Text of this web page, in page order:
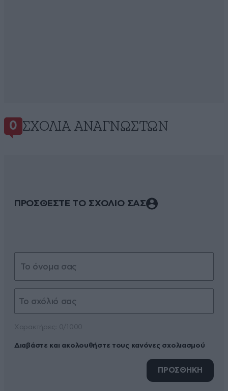
0 ΣΧΌΛΙΑ ΑΝΑΓΝΩΣΤΏΝ
ΠΡΟΣΘΕΣΤΕ ΤΟ ΣΧΟΛΙΟ ΣΑΣ
Διαβάστε και ακολουθήστε τους κανόνες σχολιασμού
ΠΡΟΣΘΗΚΗ